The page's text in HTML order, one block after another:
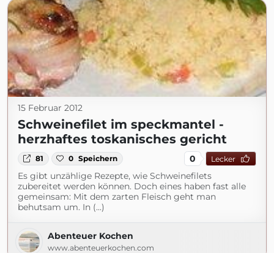
15 Februar 2012
Schweinefilet im speckmantel -
herzhaftes toskanisches gericht
81 0 Speichern 0 Lecker
Es gibt unzählige Rezepte, wie Schweinefilets
zubereitet werden können. Doch eines haben fast alle
gemeinsam: Mit dem zarten Fleisch geht man
behutsam um. In (...)
Abenteuer Kochen
www.abenteuerkochen.com